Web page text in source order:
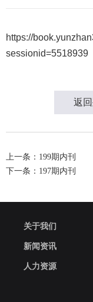
https://
sessionid=5518939
返
上一条：199期内刊
下一条：197期内刊
关于我们
新闻资讯
人力资源